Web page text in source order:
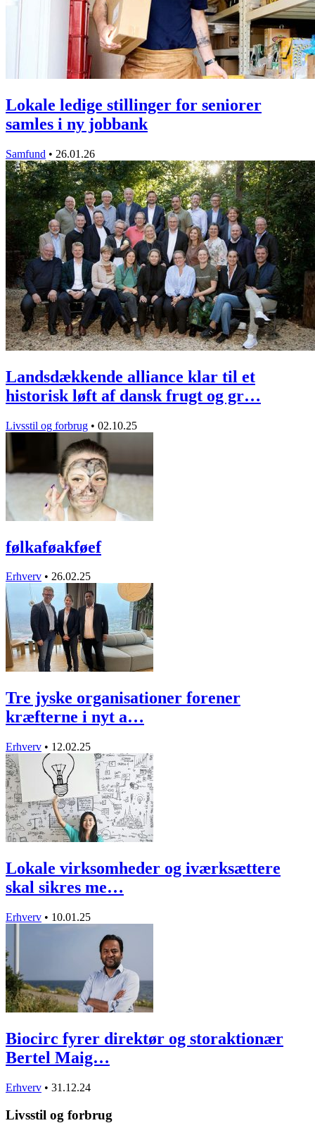
Lokale ledige stillinger for seniorer
samles i ny jobbank
Samfund • 26.01.26
Landsdækkende alliance klar til et
historisk løft af dansk frugt og gr…
Livsstil og forbrug • 02.10.25
følkaføakføef
Erhverv • 26.02.25
Tre jyske organisationer forener
kræfterne i nyt a…
Erhverv • 12.02.25
Lokale virksomheder og iværksættere
skal sikres me…
Erhverv • 10.01.25
Biocirc fyrer direktør og storaktionær
Bertel Maig…
Erhverv • 31.12.24
Livsstil og forbrug